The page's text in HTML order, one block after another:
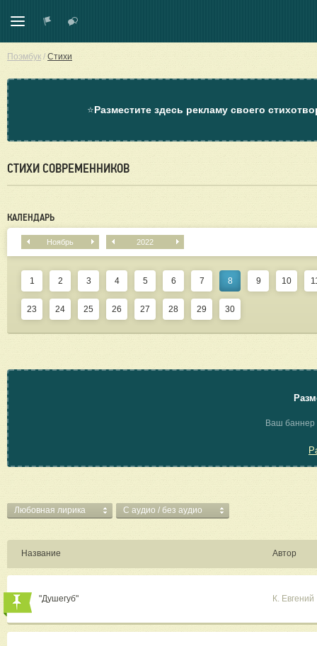
Поэмбук / Стихи
⭐Разместите здесь рекламу своего
СТИХИ СОВРЕМЕННИКОВ
КАЛЕНДАРЬ
Ноябрь 2022
1 2 3 4 5 6 7 8 9 10
23 24 25 26 27 28 29 30
Ваш баннер
Любовная лирика C аудио / без аудио
Название Автор
"Душегуб" К. Евгений